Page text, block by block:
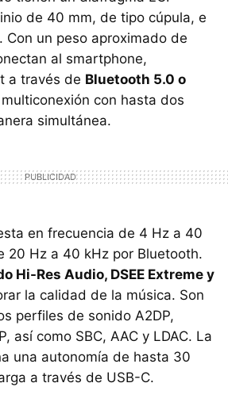
de 40 mm, de tipo cúpula, e
Con un peso aproximado de
al smartphone,
a través de Bluetooth 5.0 o
con hasta dos
simultánea.
en frecuencia de 4 Hz a 40
20 Hz a 40 kHz por Bluetooth.
Hi-Res Audio, DSEE Extreme y
la calidad de la música. Son
perfiles de sonido A2DP,
así como SBC, AAC y LDAC. La
una autonomía de hasta 30
a través de USB-C.